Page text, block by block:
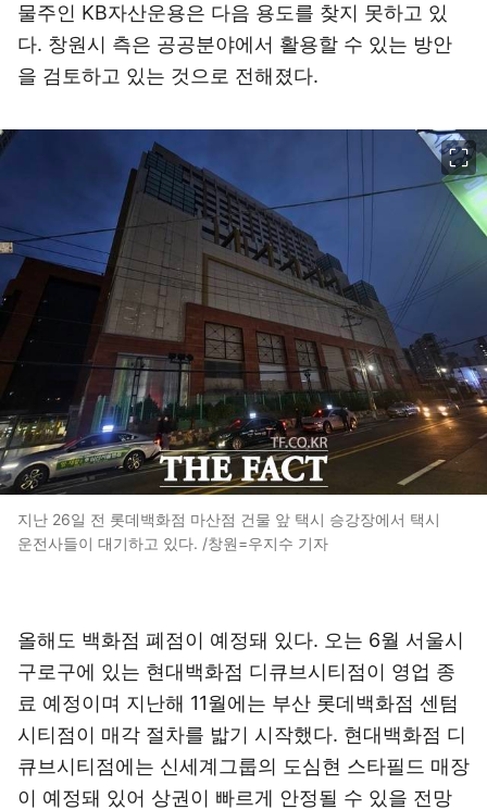
물주인 KB자산운용은 다음 용도를 찾지 못하고 있
다. 창원시 측은 공공분야에서 활용할 수 있는 방안
을 검토하고 있는 것으로 전해졌다.
지난 26일 전 롯데백화점 마산점 건물 앞 택시 승강장에서 택시
운전사들이 대기하고 있다. /창원=우지수 기자
올해도 백화점 폐점이 예정돼 있다. 오는 6월 서울시
구로구에 있는 현대백화점 디큐브시티점이 영업 종
료 예정이며 지난해 11월에는 부산 롯데백화점 센텀
시티점이 매각 절차를 밟기 시작했다. 현대백화점 디
큐브시티점에는 신세계그룹의 도심현 스타필드 매장
이 예정돼 있어 상권이 빠르게 안정될 수 있을 전망